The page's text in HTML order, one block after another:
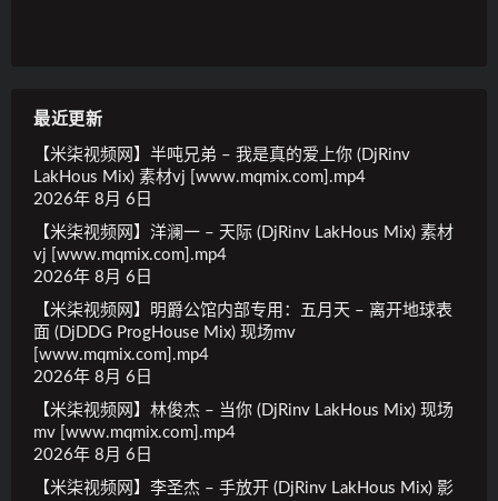
最近更新
【米柒视频网】半吨兄弟 – 我是真的爱上你 (DjRinv
LakHous Mix) 素材vj [www.mqmix.com].mp4
2026年 8月 6日
【米柒视频网】洋澜一 – 天际 (DjRinv LakHous Mix) 素材
vj [www.mqmix.com].mp4
2026年 8月 6日
【米柒视频网】明爵公馆内部专用：五月天 – 离开地球表
面 (DjDDG ProgHouse Mix) 现场mv
[www.mqmix.com].mp4
2026年 8月 6日
【米柒视频网】林俊杰 – 当你 (DjRinv LakHous Mix) 现场
mv [www.mqmix.com].mp4
2026年 8月 6日
【米柒视频网】李圣杰 – 手放开 (DjRinv LakHous Mix) 影